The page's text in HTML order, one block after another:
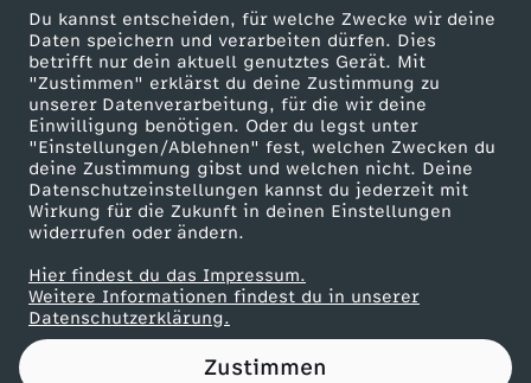
Du kannst entscheiden, für welche Zwecke wir deine
Daten speichern und verarbeiten dürfen. Dies
betrifft nur dein aktuell genutztes Gerät. Mit
"Zustimmen" erklärst du deine Zustimmung zu
unserer Datenverarbeitung, für die wir deine
Einwilligung benötigen. Oder du legst unter
"Einstellungen/Ablehnen" fest, welchen Zwecken du
deine Zustimmung gibst und welchen nicht. Deine
Datenschutzeinstellungen kannst du jederzeit mit
Wirkung für die Zukunft in deinen Einstellungen
widerrufen oder ändern.
Hier findest du das Impressum.
Weitere Informationen findest du in unserer
Datenschutzerklärung.
Zustimmen
s
c
h
a
f
t
ZDF goes Schule
Werbefernsehen
Mainzelmännchen
Partner